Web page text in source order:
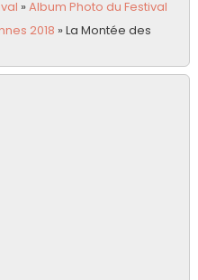
»Album Photo du Festival
2018 »La Montée des